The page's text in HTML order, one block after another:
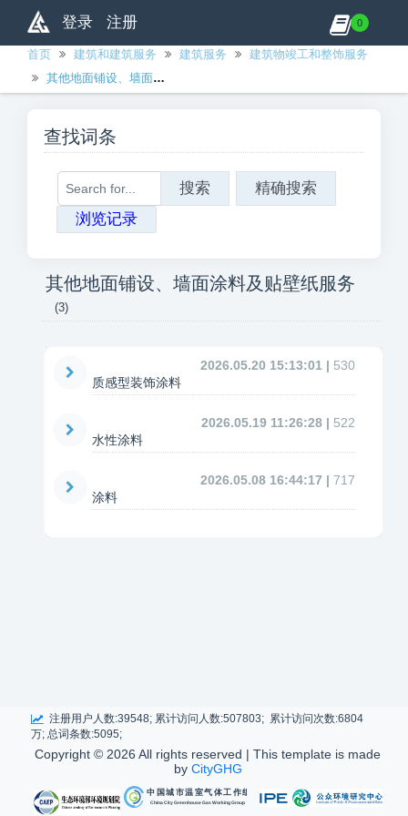
0
登录 注册
首页 建筑和建筑服务 建筑服务
建筑物竣工和整饰服务
其他地面铺设、墙面涂料及贴壁纸服务
查找词条
搜索
精确搜索
浏览记录
其他地面铺设、墙面涂料及贴壁纸服务
(3)
2026.05.20 15:13:01 | 530
质感型装饰涂料
2026.05.19 11:26:28 | 522
水性涂料
2026.05.08 16:44:17 | 717
涂料
注册用户人数:39548; 累计访问人数:507803; 累计访问次数:6804
万; 总词条数:5095;
Copyright © 2026 All rights reserved | This template is made
by CityGHG
中国城市温室气体工作组
China City Greenhouse Gas Working Group